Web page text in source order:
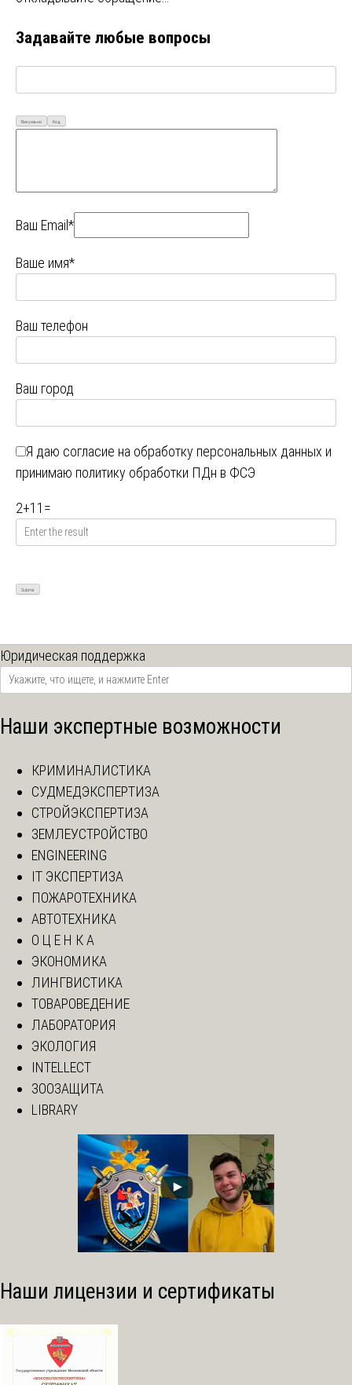
Задавайте любые вопросы
Визуально Код
Ваш Email*
Ваше имя*
Ваш телефон
Ваш город
Я даю согласие на обработку персональных данных и
принимаю политику обработки ПДн в ФСЭ
2+11 =
Юридическая поддержка
Наши экспертные возможности
КРИМИНАЛИСТИКА
СУДМЕДЭКСПЕРТИЗА
СТРОЙЭКСПЕРТИЗА
ЗЕМЛЕУСТРОЙСТВО
ENGINEERING
IT ЭКСПЕРТИЗА
ПОЖАРОТЕХНИКА
АВТОТЕХНИКА
О Ц Е Н К А
ЭКОНОМИКА
ЛИНГВИСТИКА
ТОВАРОВЕДЕНИЕ
ЛАБОРАТОРИЯ
ЭКОЛОГИЯ
INTELLECT
ЗООЗАЩИТА
LIBRARY
Наши лицензии и сертификаты